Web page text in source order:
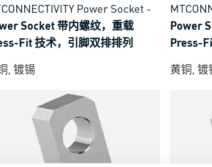
Power Socket -
Socket 带内螺纹，重载
Fit 技术，引脚双排排列
, 镀锡
Power
Press-
黄铜, 镀